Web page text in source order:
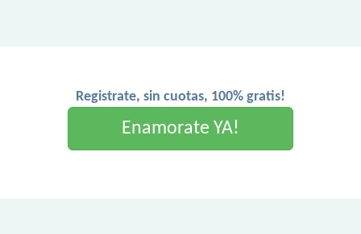
Registrate, sin cuotas, 100% gratis!
Enamorate YA!